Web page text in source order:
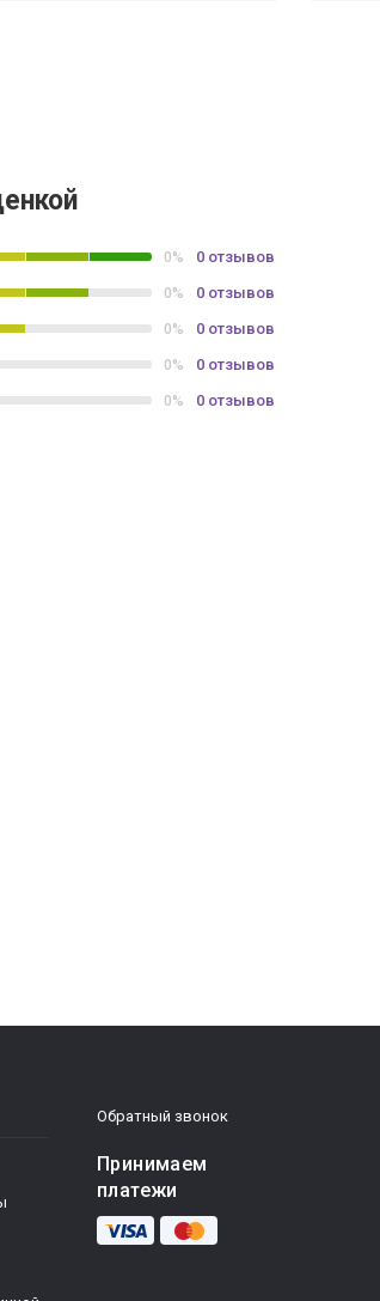
0% 0 отзывов
0% 0 отзывов
0% 0 отзывов
0% 0 отзывов
0% 0 отзывов
Обратный звонок
Принимаем
платежи